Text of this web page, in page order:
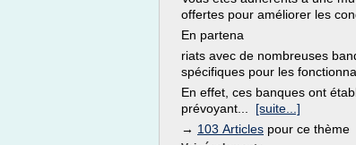
offertes pour améliorer les
En partena
riats avec de nombreuses
spécifiques pour les
En effet, ces banques ont
prévoyant... [suite...]
→ 103 Articles pour ce thème